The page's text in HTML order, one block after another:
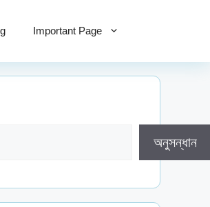
Important Page
অনুসন্ধান